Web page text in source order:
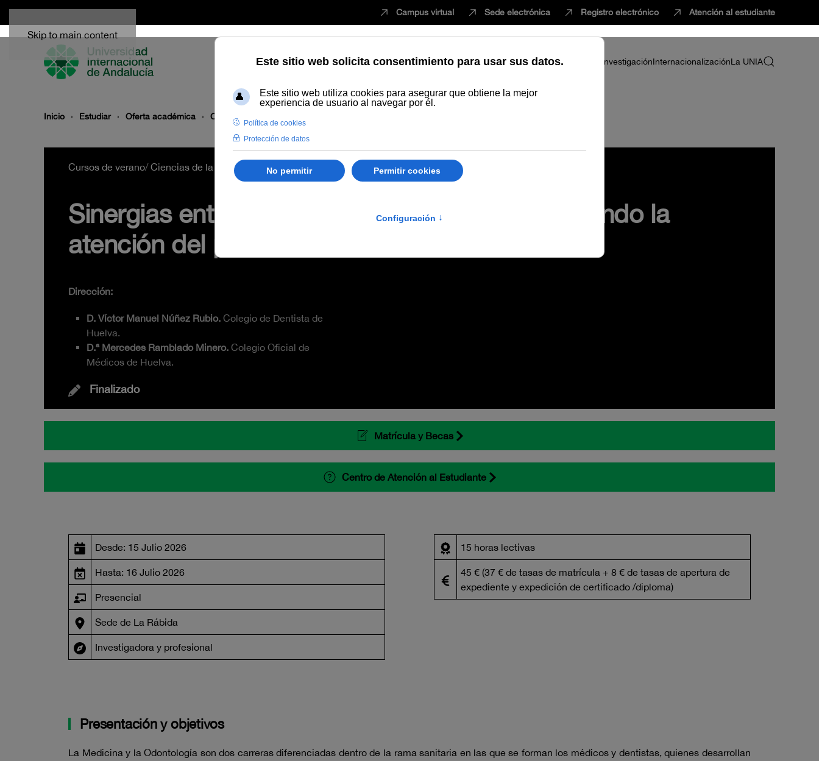
Skip to main content
Campus virtual Sede electrónica Registro electrónico Atención al estudiante
EstudiarInnovaciónVida universitariaProfesorado InvestigaciónInternacionalizaciónLa UNIA
Inicio Estudiar Oferta académica Cursos de verano
Cursos de verano/Ciencias de la Salud 2785
Sinergias entre medicina y odontología: priorizando la
atención del paciente
Dirección:
D. Víctor Manuel Núñez Rubio. Colegio de Dentista de
Huelva.
D.ª Mercedes Ramblado Minero. Colegio Oficial de
Médicos de Huelva.
Finalizado
Matrícula y Becas
Centro de Atención al Estudiante
Desde: 15 Julio 2026
Hasta: 16 Julio 2026
Presencial
Sede de La Rábida
Investigadora y profesional
15 horas lectivas
45 € (37 € de tasas de matrícula + 8 € de tasas de apertura de
expediente y expedición de certificado /diploma)
Presentación y objetivos
La Medicina y la Odontología son dos carreras diferenciadas dentro de la rama sanitaria en las que se forman los médicos y dentistas, quienes desarrollan